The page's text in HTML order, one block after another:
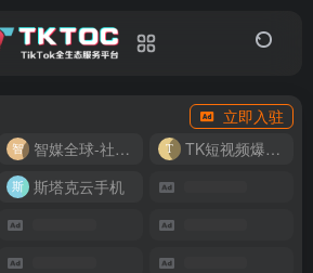
立即入驻
智媒全球-社媒管理平台
TK短视频爆款复刻
斯塔克云手机